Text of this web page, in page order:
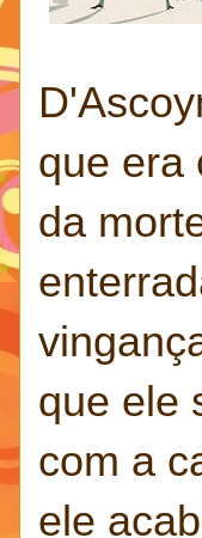
que era
da
que ele
com a
ele